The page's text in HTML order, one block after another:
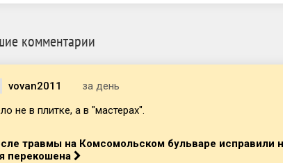
комментарии
vovan2011 за день
не в плитке, а в "мастерах".
травмы на Комсомольском бульваре исправили
перекошена